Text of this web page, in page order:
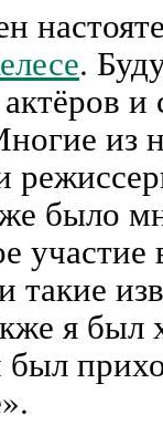
.
из
было
я